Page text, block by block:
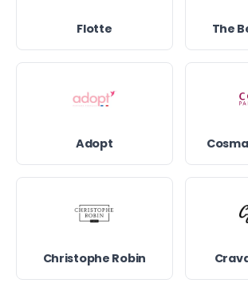
Flotte The
Adopt
Christophe Robin